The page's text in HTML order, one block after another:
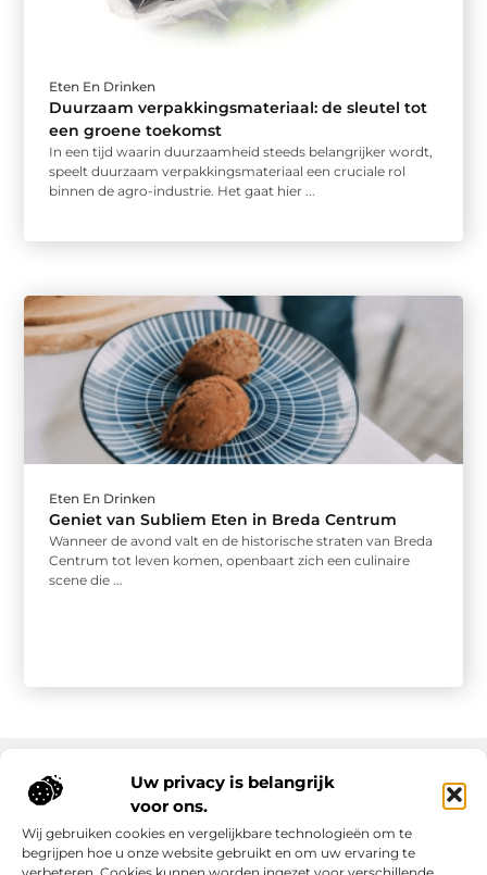
Uw privacy is belangrijk
voor ons.
Wij gebruiken cookies en vergelijkbare technologieën om te
begrijpen hoe u onze website gebruikt en om uw ervaring te
Eten En Drinken
Duurzaam verpakkingsmateriaal: de sleutel tot
een groene toekomst
In een tijd waarin duurzaamheid steeds belangrijker wordt,
speelt duurzaam verpakkingsmateriaal een cruciale rol
binnen de agro-industrie. Het gaat hier ...
Eten En Drinken
Geniet van Subliem Eten in Breda Centrum
Wanneer de avond valt en de historische straten van Breda
Centrum tot leven komen, openbaart zich een culinaire
scene die ...
Onze informatie